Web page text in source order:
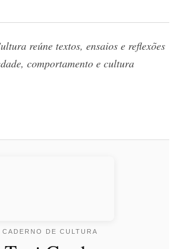
reúne textos, ensaios e reflexões
comportamento e cultura
CADERNO DE CULTURA